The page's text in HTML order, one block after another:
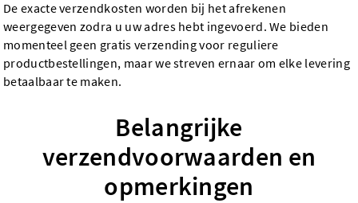
De exacte verzendkosten worden bij het afrekenen
weergegeven zodra u uw adres hebt ingevoerd. We bieden
momenteel geen gratis verzending voor reguliere
productbestellingen, maar we streven ernaar om elke levering
betaalbaar te maken.
Belangrijke
verzendvoorwaarden en
opmerkingen